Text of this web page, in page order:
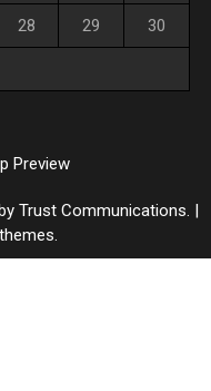
28 29 30
Preview
Trust Communications. |